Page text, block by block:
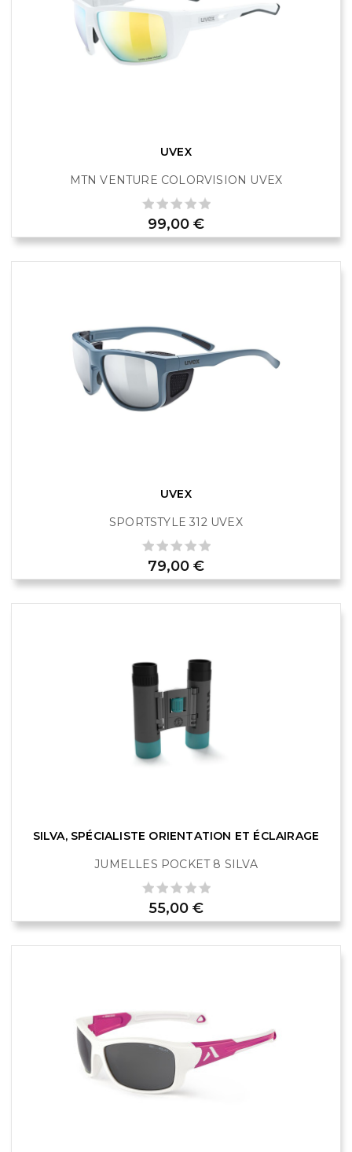
UVEX
MTN VENTURE COLORVISION UVEX
Prix
99,00 €
UVEX
SPORTSTYLE 312 UVEX
Prix
79,00 €
SILVA, SPÉCIALISTE ORIENTATION ET ÉCLAIRAGE
JUMELLES POCKET 8 SILVA
Prix
55,00 €